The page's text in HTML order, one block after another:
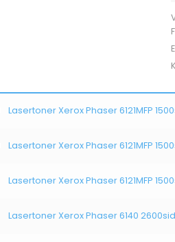
Lasertoner Xerox Phaser 6121MFP
Lasertoner Xerox Phaser 6121MFP
Lasertoner Xerox Phaser 6121MFP
Lasertoner Xerox Phaser 6140